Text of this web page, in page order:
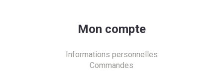
Mon compte
Informations personnelles
Commandes